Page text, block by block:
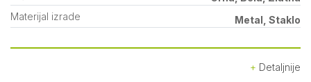
Materijal izrade
Metal, Staklo
Detaljnije